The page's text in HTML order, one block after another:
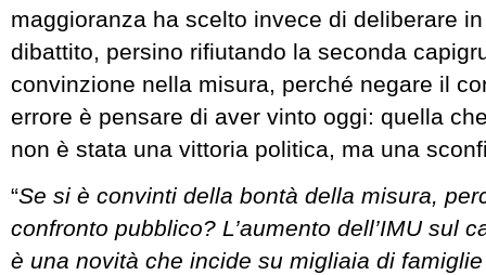
maggioranza ha scelto invece di deliberare
dibattito, persino rifiutando la seconda
convinzione nella misura, perché negare il
errore è pensare di aver vinto oggi: quella
non è stata una vittoria politica, ma una
“Se si è convinti della bontà della misura,
confronto pubblico? L’aumento dell’IMU sul
è una novità che incide su migliaia di